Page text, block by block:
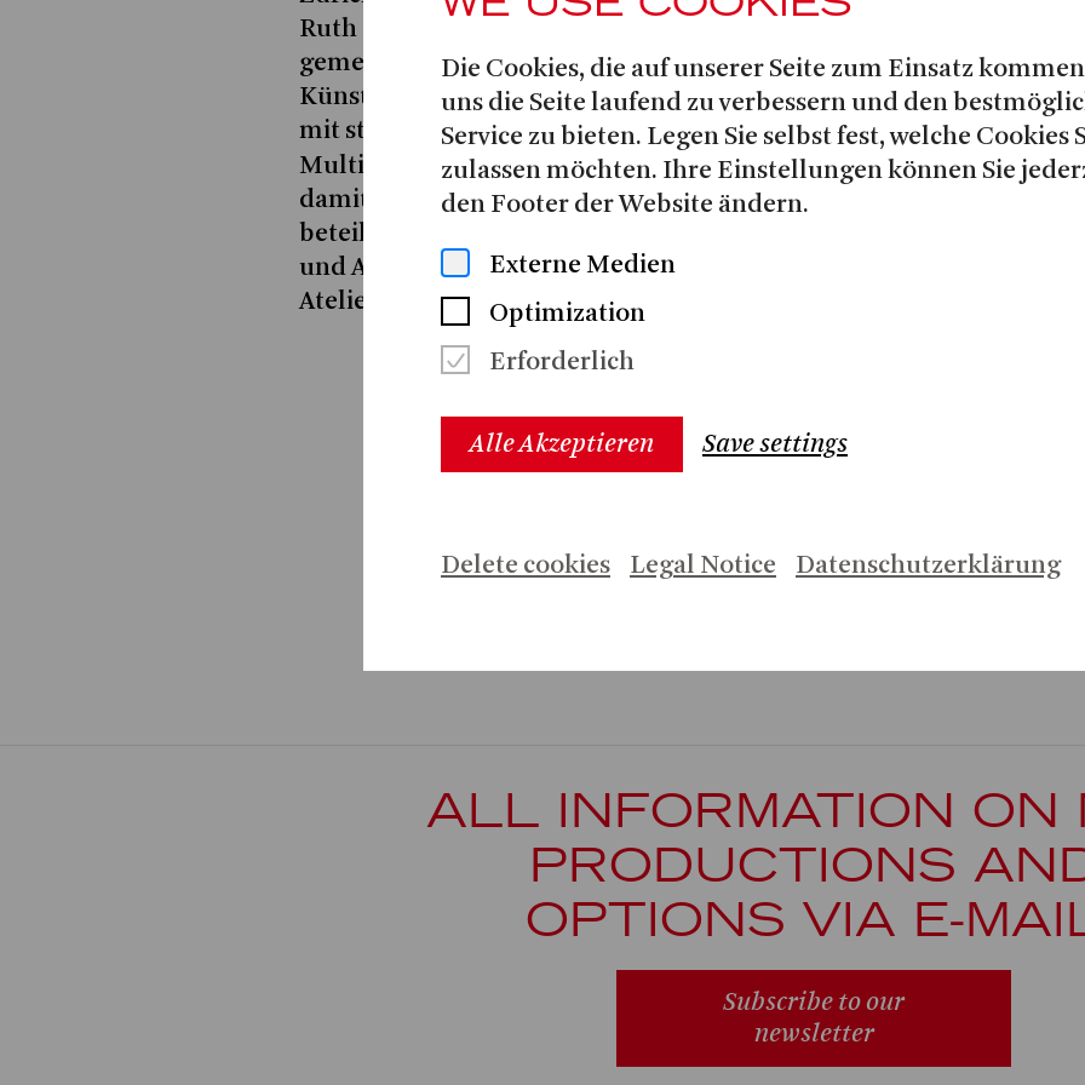
Ruth Stofer stets ihre eigene künstlerische Arbeit, oft
gemeinsam mit ihrer Zwillingsschwester Rebecca als
Künsterinnenduo stofer&stofer. 2017 erarbeitete sie
mit stofer&stofer und Veronica Rodriguez die
Multimedia-PerformanceGuts Reloadedund tourte
damit in New York, Chicago und Detroit. Das Duo
beteiligte sich an zahlreichen Ausstellungen im In-
und Ausland und gewann Werkbeiträge und
Atelierstipendien in Paris und Chicago.
2025/2026
ALL INFORMATION ON
PRODUCTIONS
OPTIONS VIA E-
Subscribe to our
newsletter
Die Cookies, die auf unserer Seite zum Einsatz
uns die Seite laufend zu verbessern und den
Service zu bieten. Legen Sie selbst fest, welche Cookies
zulassen möchten. Ihre Einstellungen können Sie
den Footer der Website ändern.
Externe Medien
Optimization
Erforderlich
Alle Akzeptieren Save settings
Delete cookies Legal Notice Datenschutzerklärung